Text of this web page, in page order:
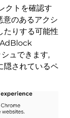
クトを確認す
のあるアクシ
たりする可能性
AdBlock
ュできます,
隠されているペ